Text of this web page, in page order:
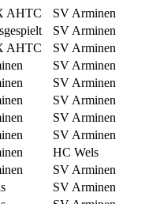
AHTC SV Arminen
SV Arminen
AHTC SV Arminen
SV Arminen
SV Arminen
SV Arminen
SV Arminen
SV Arminen
HC Wels
SV Arminen
SV Arminen